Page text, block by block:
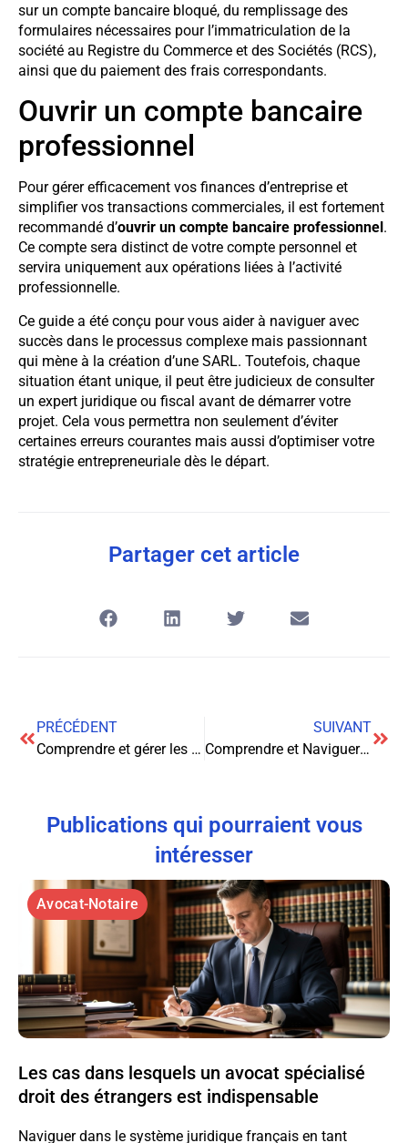
sur un compte bancaire bloqué, du remplissage des
formulaires nécessaires pour l’immatriculation de la
société au Registre du Commerce et des Sociétés (RCS),
ainsi que du paiement des frais correspondants.
Ouvrir un compte bancaire
professionnel
Pour gérer efficacement vos finances d’entreprise et
simplifier vos transactions commerciales, il est fortement
recommandé d’ouvrir un compte bancaire professionnel .
Ce compte sera distinct de votre compte personnel et
servira uniquement aux opérations liées à l’activité
professionnelle.
Ce guide a été conçu pour vous aider à naviguer avec
succès dans le processus complexe mais passionnant
qui mène à la création d’une SARL. Toutefois, chaque
situation étant unique, il peut être judicieux de consulter
un expert juridique ou fiscal avant de démarrer votre
projet. Cela vous permettra non seulement d’éviter
certaines erreurs courantes mais aussi d’optimiser votre
stratégie entrepreneuriale dès le départ.
Partager cet article
PRÉCÉDENT
Comprendre et gérer les conflits d’intérêts : un regard juridique
SUIVANT
Comprendre et Naviguer dans le Processus d’Expulsion du Logement: une Perspective Juridique
Publications qui pourraient vous
intéresser
Avocat-Notaire
Les cas dans lesquels un avocat spécialisé
droit des étrangers est indispensable
Naviguer dans le système juridique français en tant